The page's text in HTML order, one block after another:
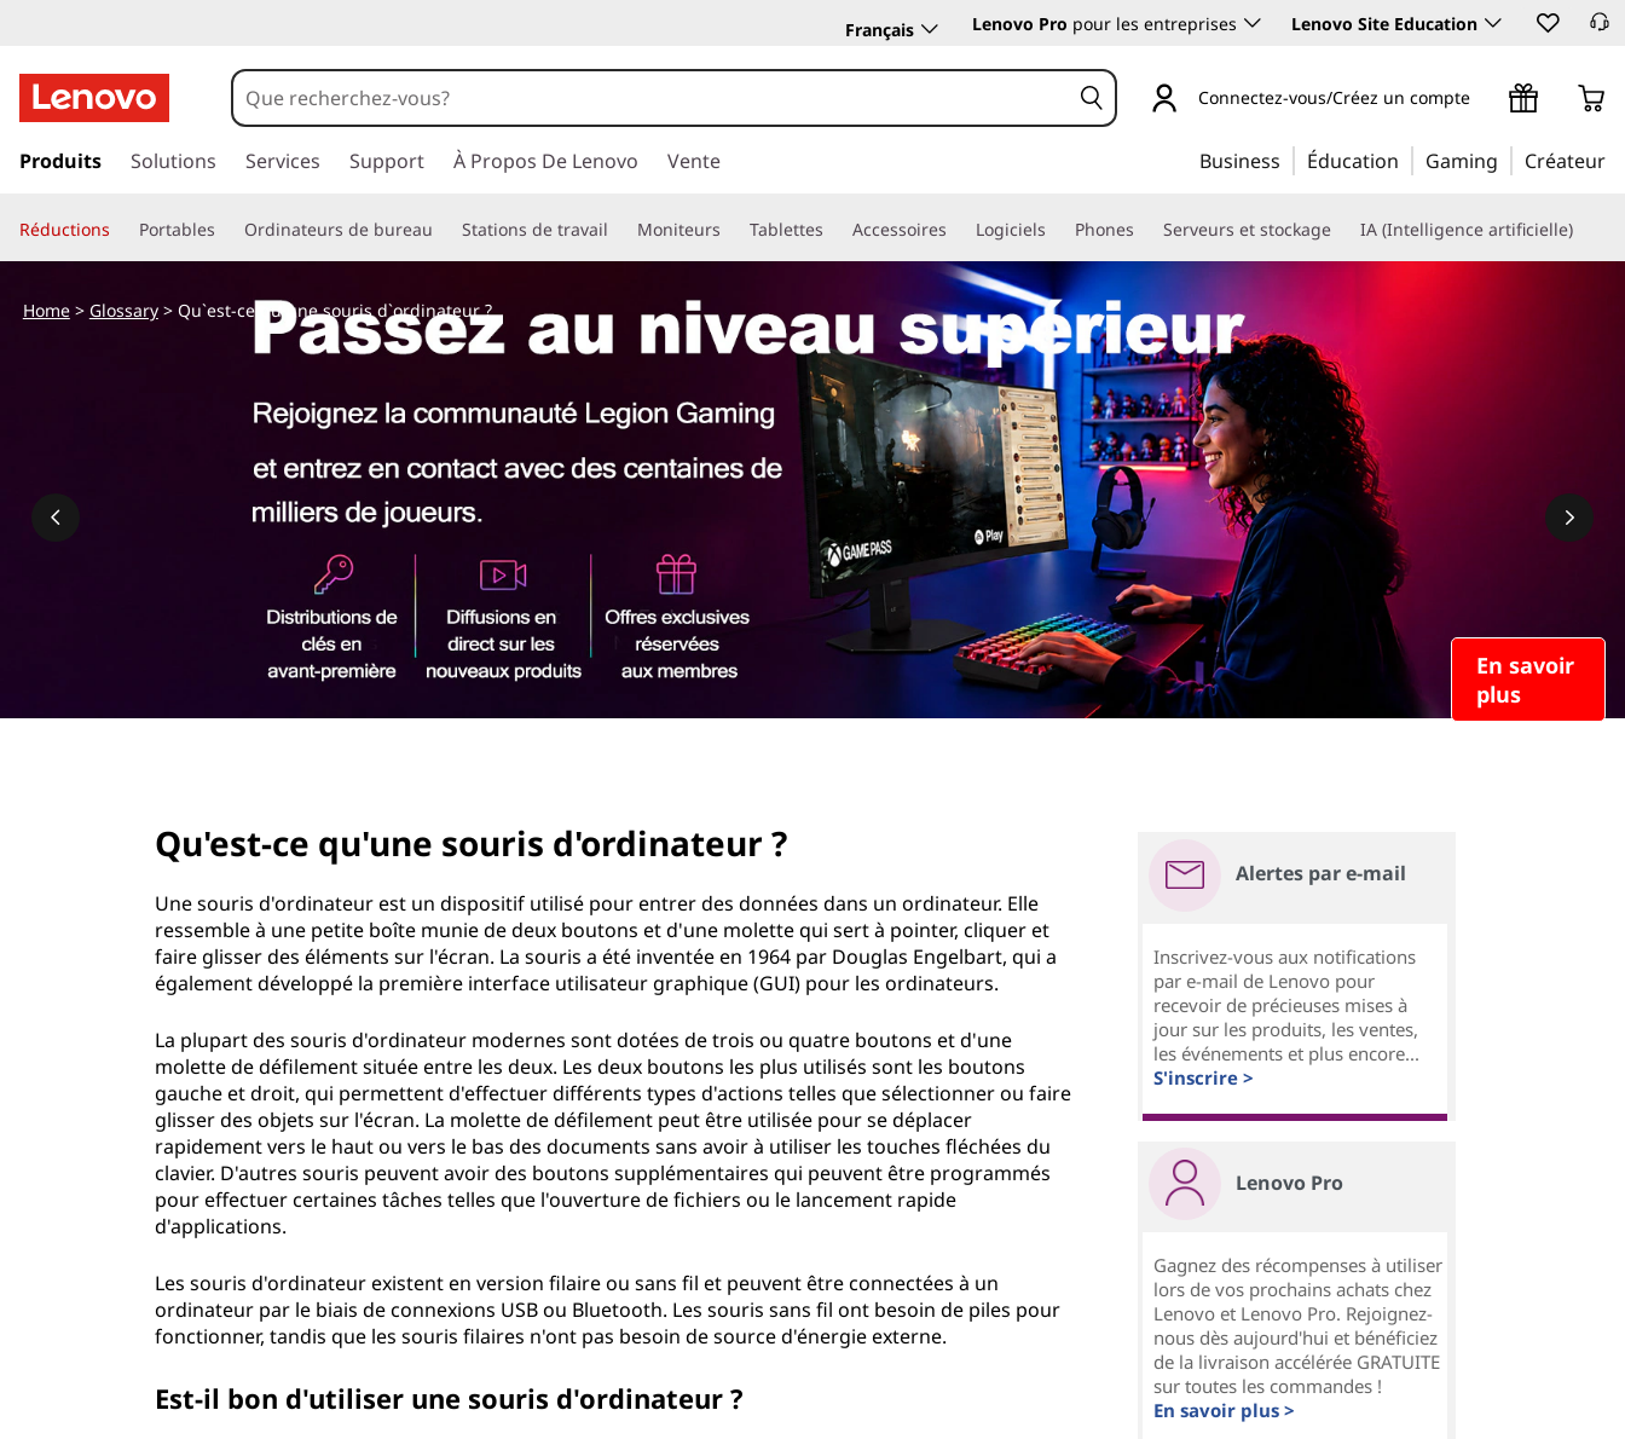
Français Lenovo Pro pour les entreprises Lenovo Site Education
a
e
r
u
a
Connectez-vous/Créez un compte
Produits Solutions Services Support À Propos De Lenovo Vente Business Éducation Gaming Créateur
Réductions Portables Ordinateurs de bureau Stations de travail Moniteurs Tablettes Accessoires Logiciels Phones Serveurs et stockage IA (Intelligence artificielle)
En savoir
plus
Home> Glossary> Qu`est-ce qu`une souris d`ordinateur ?
Qu'est-ce qu'une souris d'ordinateur ?
Une souris d'ordinateur est un dispositif utilisé pour entrer des données dans un ordinateur. Elle
ressemble à une petite boîte munie de deux boutons et d'une molette qui sert à pointer, cliquer et
faire glisser des éléments sur l'écran. La souris a été inventée en 1964 par Douglas Engelbart, qui a
également développé la première interface utilisateur graphique (GUI) pour les ordinateurs.
La plupart des souris d'ordinateur modernes sont dotées de trois ou quatre boutons et d'une
molette de défilement située entre les deux. Les deux boutons les plus utilisés sont les boutons
gauche et droit, qui permettent d'effectuer différents types d'actions telles que sélectionner ou faire
glisser des objets sur l'écran. La molette de défilement peut être utilisée pour se déplacer
rapidement vers le haut ou vers le bas des documents sans avoir à utiliser les touches fléchées du
clavier. D'autres souris peuvent avoir des boutons supplémentaires qui peuvent être programmés
pour effectuer certaines tâches telles que l'ouverture de fichiers ou le lancement rapide
d'applications.
Les souris d'ordinateur existent en version filaire ou sans fil et peuvent être connectées à un
ordinateur par le biais de connexions USB ou Bluetooth. Les souris sans fil ont besoin de piles pour
fonctionner, tandis que les souris filaires n'ont pas besoin de source d'énergie externe.
Est-il bon d'utiliser une souris d'ordinateur ?
Alertes par e-mail
Inscrivez-vous aux notifications
par e-mail de Lenovo pour
recevoir de précieuses mises à
jour sur les produits, les ventes,
les événements et plus encore...
S'inscrire >
Lenovo Pro
Gagnez des récompenses à utiliser
lors de vos prochains achats chez
Lenovo et Lenovo Pro. Rejoignez-
nous dès aujourd'hui et bénéficiez
de la livraison accélérée GRATUITE
sur toutes les commandes !
En savoir plus >